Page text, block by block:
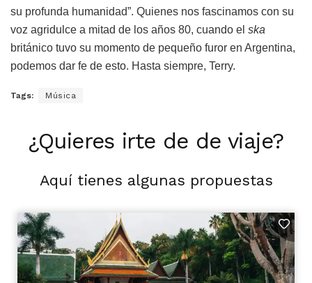
su profunda humanidad”. Quienes nos fascinamos con su
voz agridulce a mitad de los años 80, cuando el ska
británico tuvo su momento de pequeño furor en Argentina,
podemos dar fe de esto. Hasta siempre, Terry.
Tags: Música
¿Quieres irte de de viaje?
Aquí tienes algunas propuestas